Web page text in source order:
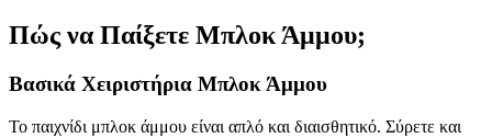
Πώς να Παίξετε Μπλοκ Άμμου;
Βασικά Χειριστήρια Μπλοκ Άμμου
Το παιχνίδι μπλοκ άμμου είναι απλό και διαισθητικό. Σύρετε και